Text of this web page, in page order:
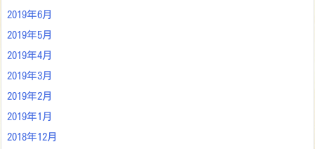
2019年6月
2019年5月
2019年4月
2019年3月
2019年2月
2019年1月
2018年12月